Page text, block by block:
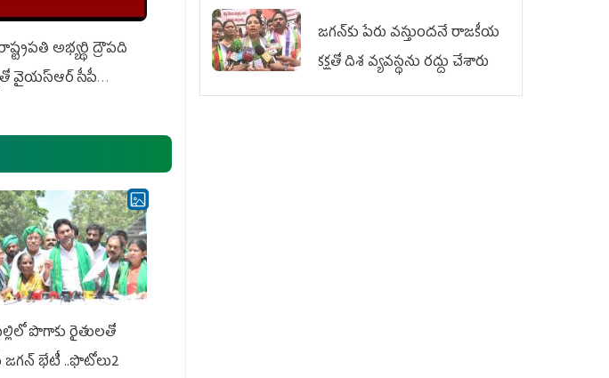
అభ్య‌ర్థి ద్రౌప‌ది
వైయ‌స్ఆర్ సీపీ
ఎంపీల స‌మావేశం
పొగాకు రైతులతో
భేటీ ..ఫొటోలు2
జగన్‌కు పేరు వస్తుందనే రాజకీయ
కక్షతో దిశ వ్య‌వ‌స్థ‌ను రద్దు చేశారు